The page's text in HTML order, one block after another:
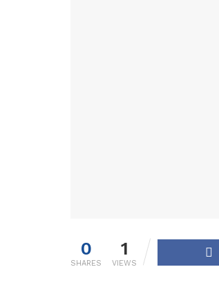
0
SHARES
1
VIEWS